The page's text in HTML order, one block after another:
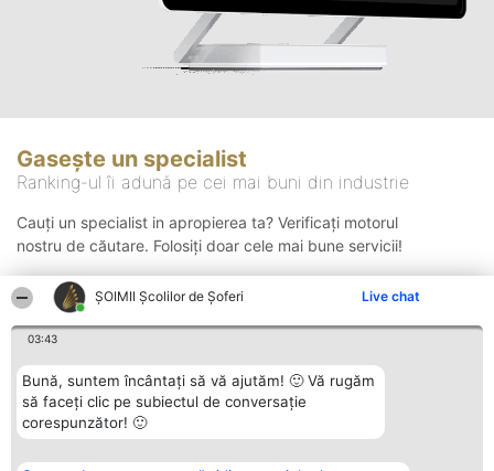
ŞOIMII Școlilor de Șoferi Live chat
03:43
Bună, suntem încântați să vă ajutăm! 🙂 Vă rugăm
să faceți clic pe subiectul de conversație
corespunzător! 🙂
Gasește un specialist
Ranking-ul îi adună pe cei mai buni din industrie
Cauți un specialist in apropierea ta? Verificați motorul
nostru de căutare. Folosiți doar cele mai bune servicii!